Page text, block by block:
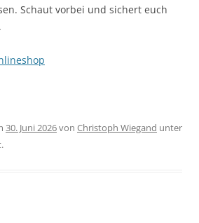
Schaut vorbei und sichert euch
30. Juni 2026von Christoph Wiegand unter